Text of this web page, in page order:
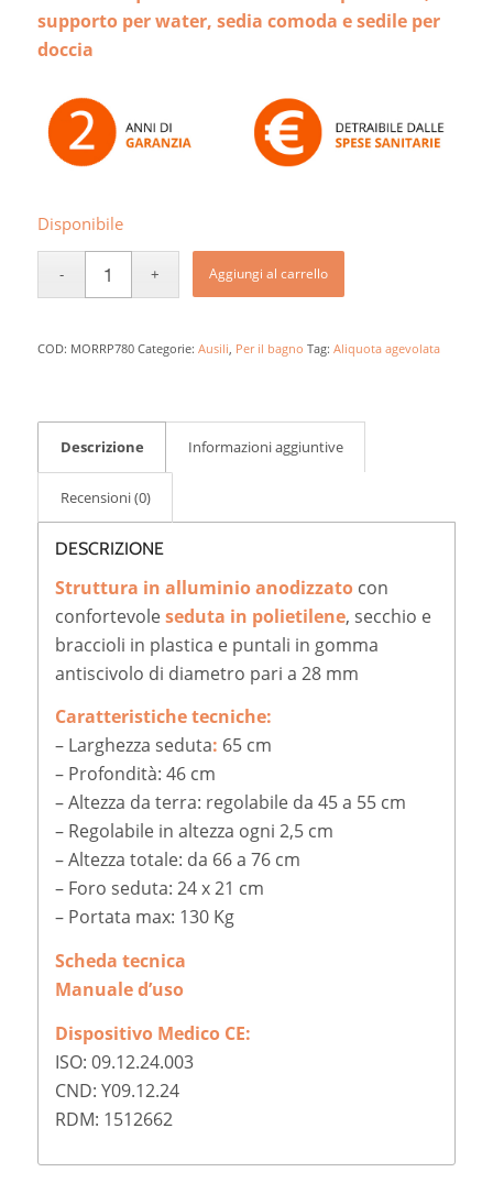
supporto per water, sedia comoda e sedile per
doccia
Disponibile
Aggiungi al carrello
COD: MORRP780 Categorie: Ausili, Per il bagno Tag: Aliquota agevolata
Descrizione Informazioni aggiuntive
Recensioni (0)
DESCRIZIONE
Struttura in alluminio anodizzatocon
confortevoleseduta in polietilene, secchio e
braccioli in plastica e puntali in gomma
antiscivolo di diametro pari a 28 mm
Caratteristiche tecniche:
– Larghezza seduta: 65 cm
– Profondità: 46 cm
– Altezza da terra: regolabile da 45 a 55 cm
– Regolabile in altezza ogni 2,5 cm
– Altezza totale: da 66 a 76 cm
– Foro seduta: 24 x 21 cm
– Portata max: 130 Kg
Scheda tecnica
Manuale d’uso
Dispositivo Medico CE:
ISO: 09.12.24.003
CND: Y09.12.24
RDM: 1512662